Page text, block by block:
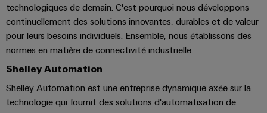
produits
pour
les
centres
données
efficaces,
fiables,
Armoire
de
distribution
Building
Mesurage
intelligente
de
raccordement,
câbles
et
câbles
simple,
rapide
Services
de
connecteurs
pour
circuit
imprimé
humaines
Notre
direction
Carrière
technologiques de demain. C'est pourquoi nous développons
continuellement des solutions innovantes, durables et de valeur
pour leurs besoins individuels. Ensemble, nous établissons des
normes en matière de connectivité industrielle.
Shelley Automation
Shelley Automation est une entreprise dynamique axée sur la
technologie qui fournit des solutions d'automatisation de